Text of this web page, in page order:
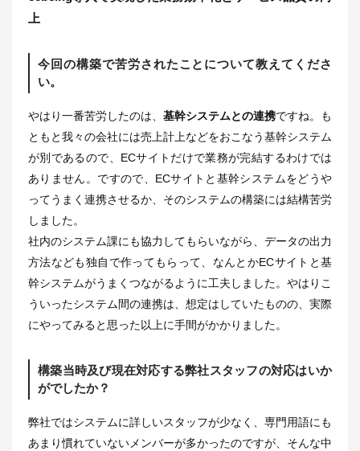
上
今回の構築で苦労されたことについて教えてくださ
い。
やはり一番苦労したのは、 基幹システムとの連携ですね。も
ともと我々の会社には売上計上などをおこなう基幹システム
が別であるので、ECサイトだけで業務が完結するわけでは
ありません。ですので、ECサイトと基幹システムをどうや
ってうまく連携させるか、そのシステムの構築には結構苦労
しました。
社内のシステム課にも協力してもらいながら、データの出力
方法なども独自で作ってもらって、なんとかECサイトと基
幹システムがうまくつながるように工夫しました。やはりこ
ういったシステム間の連携は、想定はしていたものの、実際
にやってみると思った以上に手間がかかりました。
構築当時及び現在対応する弊社スタッフの対応はいか
がでしたか？
弊社ではシステムに詳しいスタッフが少なく、専門用語にも
あまり慣れていないメンバーが多かったのですが、そんな中